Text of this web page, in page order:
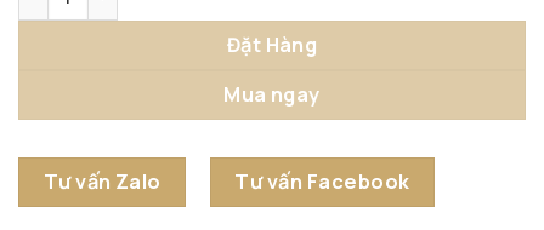
Đặt Hàng
Mua ngay
Tư vấn Zalo Tư vấn Facebook